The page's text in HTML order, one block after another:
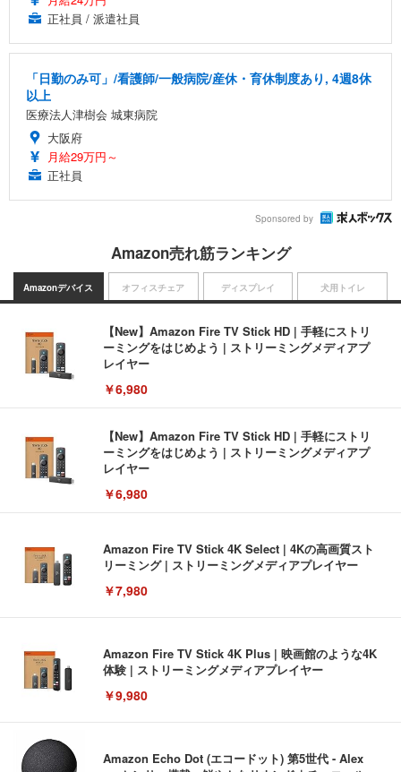
正社員 / 派遣社員
「日勤のみ可」/看護師/一般病院/産休・育休制度あり, 4週8休
以上
医療法人津樹会 城東病院
大阪府
月給29万円～
正社員
Sponsored by
Amazon売れ筋ランキング
Amazonデバイス
【New】Amazon Fire TV Stick HD | 手軽にストリ
ーミングをはじめよう | ストリーミングメディアプ
レイヤー
￥6,980
【New】Amazon Fire TV Stick HD | 手軽にストリ
ーミングをはじめよう | ストリーミングメディアプ
レイヤー
￥6,980
Amazon Fire TV Stick 4K Select | 4Kの高画質スト
リーミング | ストリーミングメディアプレイヤー
￥7,980
Amazon Fire TV Stick 4K Plus | 映画館のような4K
体験 | ストリーミングメディアプレイヤー
￥9,980
Amazon Echo Dot (エコードット) 第5世代 - Alex
オフィスチェア ディスプレイ 犬用トイレ